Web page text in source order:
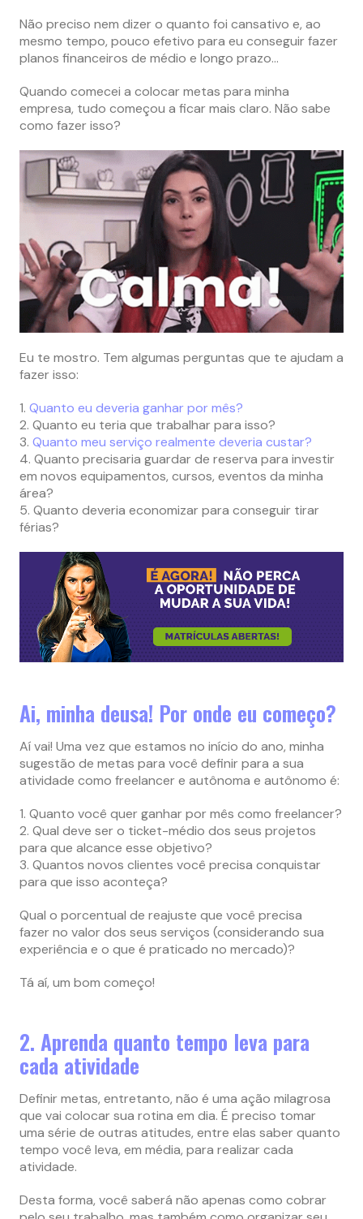
Não preciso nem dizer o quanto foi cansativo e, ao
mesmo tempo, pouco efetivo para eu conseguir fazer
planos financeiros de médio e longo prazo…
Quando comecei a colocar metas para minha
empresa, tudo começou a ficar mais claro. Não sabe
como fazer isso?
Eu te mostro. Tem algumas perguntas que te ajudam a
fazer isso:
1. Quanto eu deveria ganhar por mês?
2. Quanto eu teria que trabalhar para isso?
3. Quanto meu serviço realmente deveria custar?
4. Quanto precisaria guardar de reserva para investir
em novos equipamentos, cursos, eventos da minha
área?
5. Quanto deveria economizar para conseguir tirar
férias?
Ai, minha deusa! Por onde eu começo?
Aí vai! Uma vez que estamos no início do ano, minha
sugestão de metas para você definir para a sua
atividade como freelancer e autônoma e autônomo é:
1. Quanto você quer ganhar por mês como freelancer?
2. Qual deve ser o ticket-médio dos seus projetos
para que alcance esse objetivo?
3. Quantos novos clientes você precisa conquistar
para que isso aconteça?
Qual o porcentual de reajuste que você precisa
fazer no valor dos seus serviços (considerando sua
experiência e o que é praticado no mercado)?
Tá aí, um bom começo!
2. Aprenda quanto tempo leva para
cada atividade
Definir metas, entretanto, não é uma ação milagrosa
que vai colocar sua rotina em dia. É preciso tomar
uma série de outras atitudes, entre elas saber quanto
tempo você leva, em média, para realizar cada
atividade.
Desta forma, você saberá não apenas como cobrar